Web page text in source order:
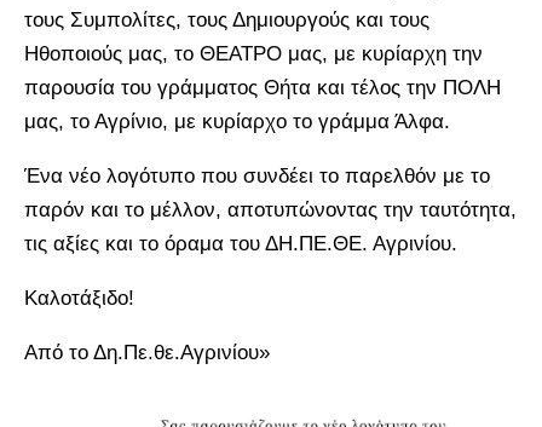
τους Συμπολίτες, τους Δημιουργούς και τους
Ηθοποιούς μας, το ΘΕΑΤΡΟ μας, με κυρίαρχη την
παρουσία του γράμματος Θήτα και τέλος την ΠΟΛΗ
μας, το Αγρίνιο, με κυρίαρχο το γράμμα Άλφα.
Ένα νέο λογότυπο που συνδέει το παρελθόν με το
παρόν και το μέλλον, αποτυπώνοντας την ταυτότητα,
τις αξίες και το όραμα του ΔΗ.ΠΕ.ΘΕ. Αγρινίου.
Καλοτάξιδο!
Από το Δη.Πε.θε.Αγρινίου»